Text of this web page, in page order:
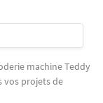
machine Teddy
vos projets de